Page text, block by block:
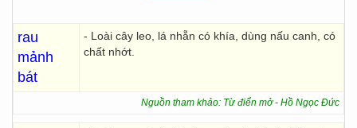
rau
mảnh
bát
- Loài cây leo, lá nhẵn có khía, dùng nấu canh, có
chất nhớt.
Nguồn tham khảo: Từ điển mở - Hồ Ngọc Đức